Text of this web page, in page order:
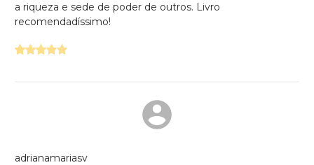
a riqueza e sede de poder de outros. Livro
recomendadíssimo!
adrianamariasv